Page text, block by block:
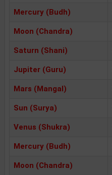
Mercury (Budh)
Moon (Chandra)
Saturn (Shani)
Jupiter (Guru)
Mars (Mangal)
Sun (Surya)
Venus (Shukra)
Mercury (Budh)
Moon (Chandra)